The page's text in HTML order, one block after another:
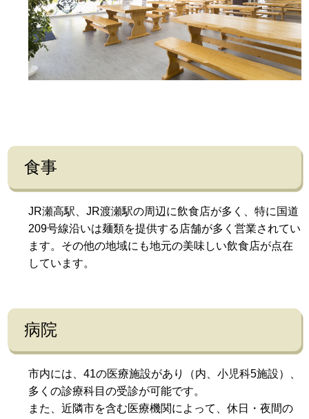
食事
JR瀬高駅、JR渡瀬駅の周辺に飲食店が多く、特に国道
209号線沿いは麺類を提供する店舗が多く営業されてい
ます。その他の地域にも地元の美味しい飲食店が点在
しています。
病院
市内には、41の医療施設があり（内、小児科5施設）、
多くの診療科目の受診が可能です。
また、近隣市を含む医療機関によって、休日・夜間の